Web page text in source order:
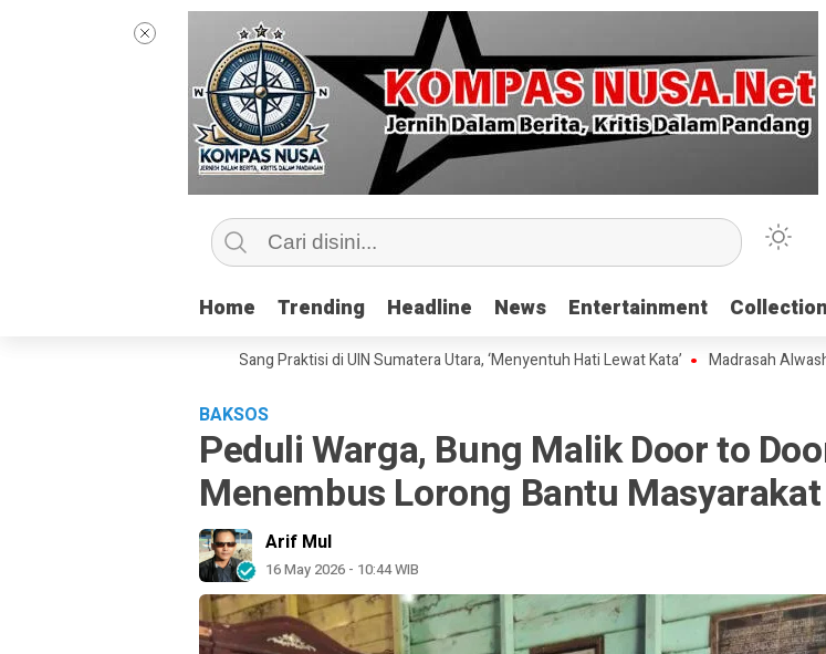
Home Trending Headline News Entertainment Collection
Home Trending Headline News Entertainment Collection
Jurnalisme Bersama Sang Praktisi di UIN Sumatera Utara, ‘Menyentuh Hati Lewat Kata’ Madrasah Alwashliyah
BAKSOS
Peduli Warga, Bung Malik Door to
Menembus Lorong Bantu Masyarakat
Arif Mul
16 May 2026 - 10:44 WIB